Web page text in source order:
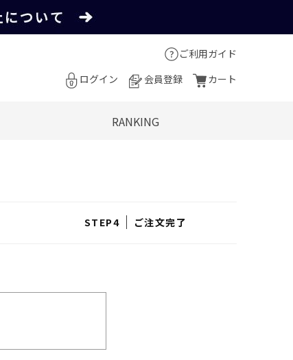
ご利用ガイド
ログイン
会員登録 カート
RANKING
ご注文完了